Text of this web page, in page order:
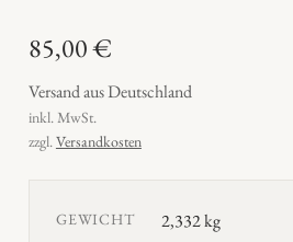
85,00€
Versand aus Deutschland
inkl. MwSt.
zzgl.Versandkosten
GEWICHT 2,332 kg